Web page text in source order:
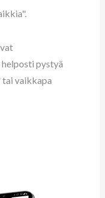
pystyä
vaikkapa